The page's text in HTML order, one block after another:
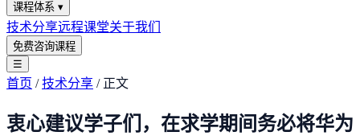
课程体系 ▾
技术分享远程课堂关于我们
免费咨询课程
☰
首页 /技术分享 / 正文
衷心建议学子们，在求学期间务必将华为